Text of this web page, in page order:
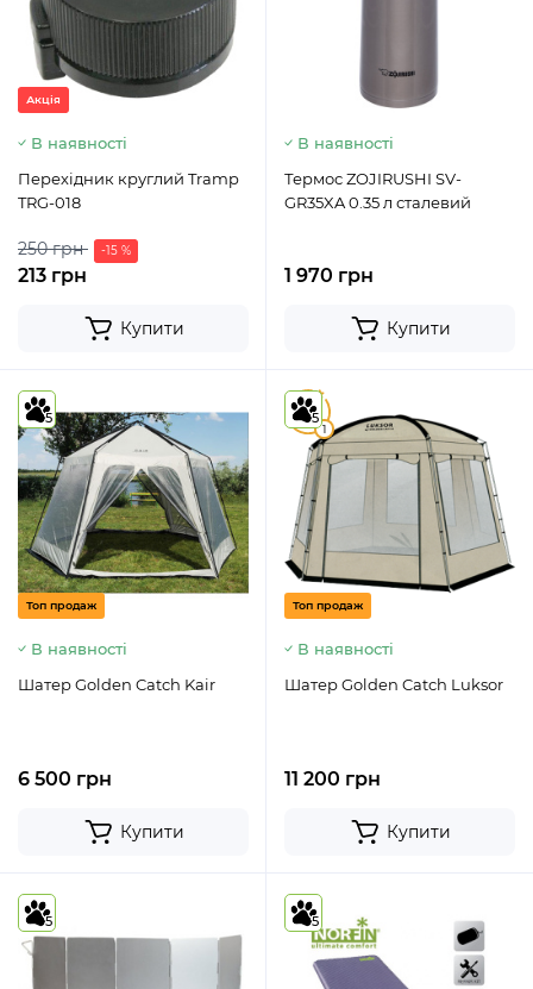
Акція
В наявності
Перехідник круглий Tramp
TRG-018
250 грн -15 %
213 грн
Купити
В наявності
Термос ZOJIRUSHI SV-
GR35XA 0.35 л сталевий
1 970 грн
Купити
5
Топ продаж
В наявності
Шатер Golden Catch Kair
6 500 грн
Купити
5
1
5
Топ продаж
В наявності
Шатер Golden Catch Luksor
11 200 грн
Купити
5 5